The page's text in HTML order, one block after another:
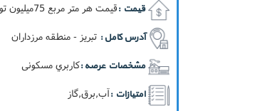
قیمت :قيمت هر متر مربع 75ميليون تومان قيمت کل 12.375ميليارد تومان
آدرس کامل : تبریز - منطقه مرزداران
مشخصات عرصه :کاربري مسکونی
امتیازات :آب,برق,گاز